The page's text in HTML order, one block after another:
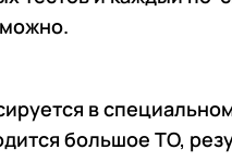
в
большое ТО,